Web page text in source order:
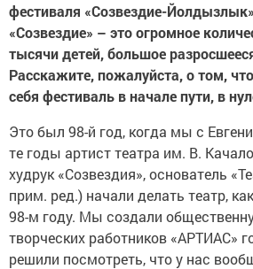
фестиваля «Созвездие-
«Созвездие» – это огромное
тысячи детей, большое
Расскажите, пожалуйста, о том,
себя фестиваль в начале пути, в
Это был 98-й год, когда мы с
те годы артист театра им. В.
худрук «Созвездия», основатель
прим. ред.) начали делать театр,
98-м году. Мы создали
творческих работников «АРТИАС»
решили посмотреть, что у нас